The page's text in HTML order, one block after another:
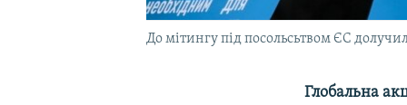
До мітингу під посольсьтвом ЄС
Глобальна